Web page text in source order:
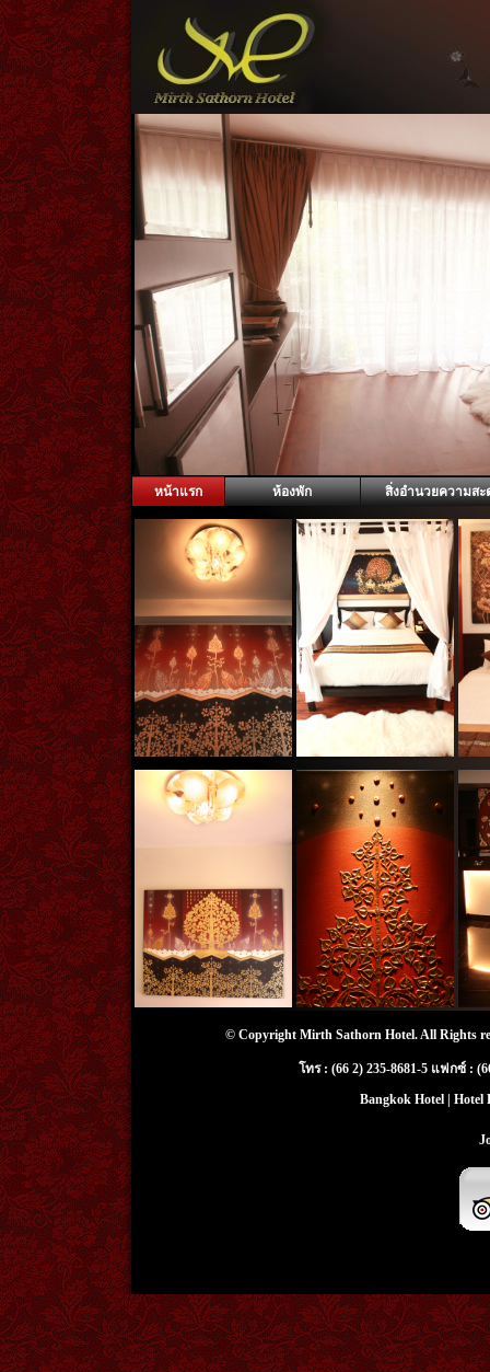
หน้าแรก ห้องพัก สิ่งอำนวยความสะ
© Copyright Mirth Sathorn Hotel. All Rights
โทร : (66 2) 235-8681-5 แฟกซ์ :
Bangkok Hotel | Hotel